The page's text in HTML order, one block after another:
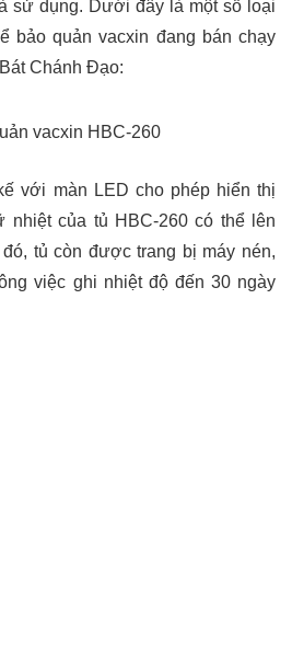
sử dụng. Dưới đây là một số loại
bảo quản vacxin đang bán chạy
Chánh Đạo:
vacxin HBC-260
với màn LED cho phép hiển thị
nhiệt của tủ HBC-260 có thể lên
đó, tủ còn được trang bị máy nén,
việc ghi nhiệt độ đến 30 ngày